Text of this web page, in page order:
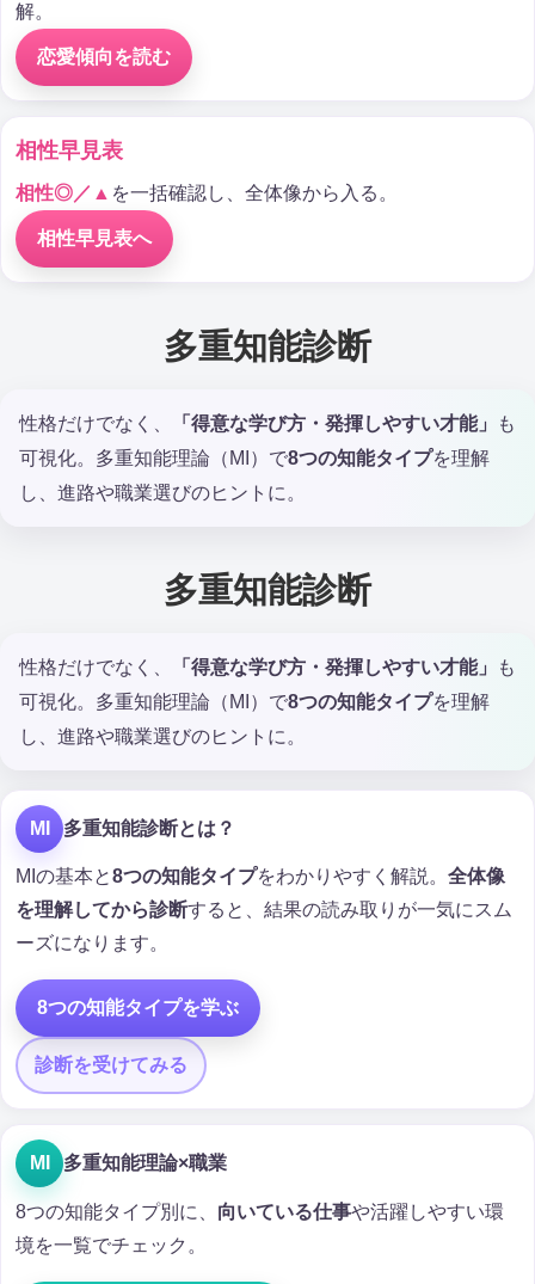
解。
恋愛傾向を読む
相性早見表
相性◎／▲ を一括確認し、全体像から入る。
相性早見表へ
多重知能診断
性格だけでなく、 「得意な学び方・発揮しやすい才能」
も
可視化。多重知能理論（MI）で8つの知能タイプを理解
し、進路や職業選びのヒントに。
多重知能診断
性格だけでなく、 「得意な学び方・発揮しやすい才能」
も
可視化。多重知能理論（MI）で8つの知能タイプを理解
し、進路や職業選びのヒントに。
MI 多重知能診断とは？
MIの基本と8つの知能タイプをわかりやすく解説。 全体像
を理解してから診断すると、結果の読み取りが一気にスム
ーズになります。
8つの知能タイプを学ぶ
診断を受けてみる
MI 多重知能理論×職業
8つの知能タイプ別に、 向いている仕事や活躍しやすい環
境を一覧でチェック。